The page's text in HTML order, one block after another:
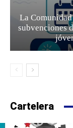
La
subvenciones
Cartelera